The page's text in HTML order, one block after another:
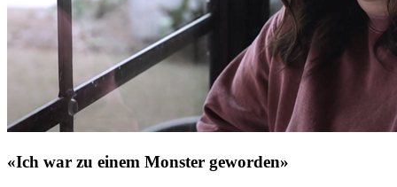
«Ich war zu einem Monster geworden»